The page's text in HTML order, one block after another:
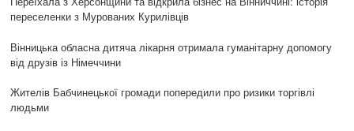
переселенки з Мурованих Курилівців
Вінницька обласна дитяча лікарня отримала гуманітарну допомогу
від друзів із Німеччини
Жителів Бабчинецької громади попередили про ризики торгівлі
людьми